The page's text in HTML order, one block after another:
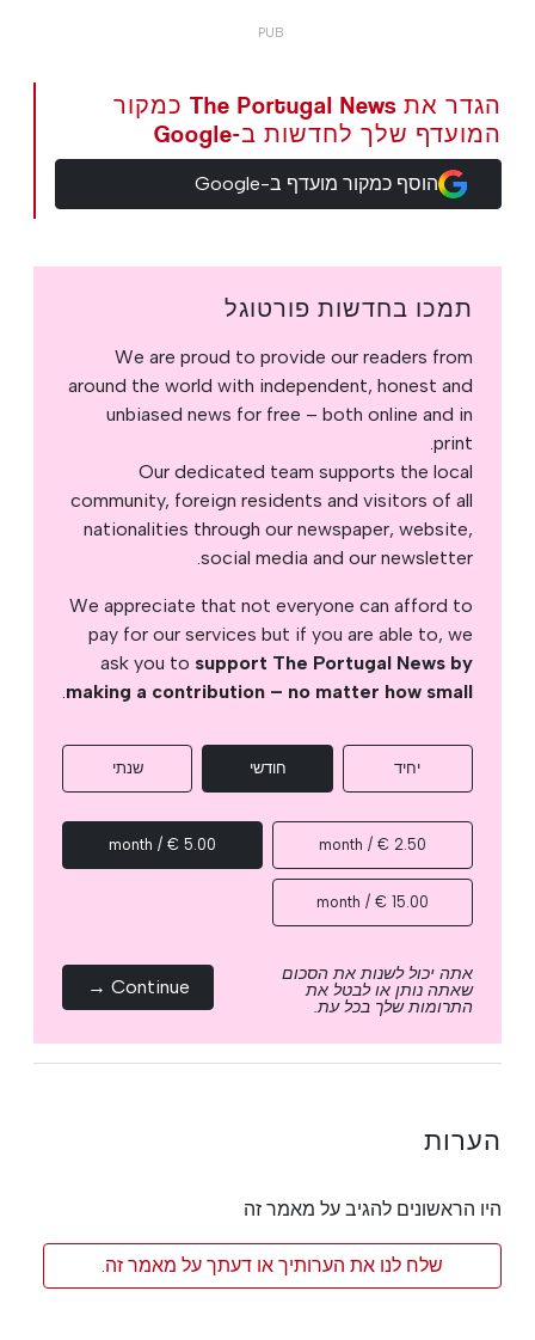
הגדר את The Portugal News כמקור
המועדף שלך לחדשות ב-Google
הוסף כמקור מועדף ב-Google
תמכו בחדשות פורטוגל
We are proud to provide our readers from
around the world with independent, honest and
unbiased news for free – both online and in
print.
Our dedicated team supports the local
community, foreign residents and visitors of all
nationalities through our newspaper, website,
social media and our newsletter.
We appreciate that not everyone can afford to
pay for our services but if you are able to, we
ask you to support The Portugal News by
making a contribution – no matter how small
.
יחיד חודשי שנתי
2.50 € / month
5.00 € / month
15.00 € / month
אתה יכול לשנות את הסכום
שאתה נותן או לבטל את
התרומות שלך בכל עת.
Continue →
הערות
היו הראשונים להגיב על מאמר זה
שלח לנו את הערותיך או דעתך על מאמר זה.